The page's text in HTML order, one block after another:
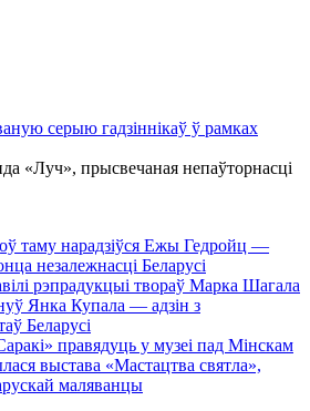
серыю гадзіннікаў ў рамках
«Луч», прысвечаная непаўторнасці
таму нарадзіўся Ежы Гедройц —
незалежнасці Беларусі
рэпрадукцыі твораў Марка Шагала
Янка Купала — адзін з
Беларусі
правядуць у музеі пад Мінскам
выстава «Мастацтва святла»,
маляванцы